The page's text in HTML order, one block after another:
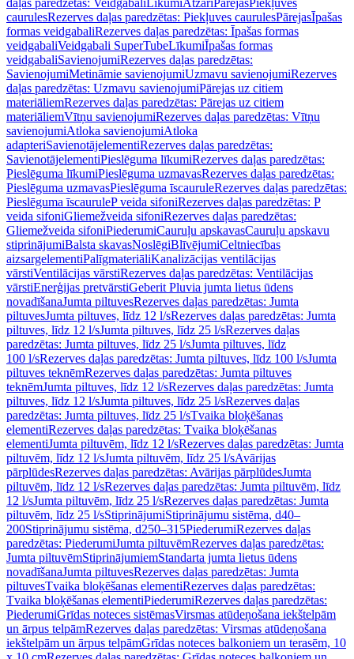
daļas paredzētas: Veidgabali LīkumiAtzari PārejasPiekļuves
caurulesRezerves daļas paredzētas: Piekļuves caurulesPārejasĪpašas
formas veidgabaliRezerves daļas paredzētas: Īpašas formas
veidgabaliVeidgabali SuperTubeLīkumiĪpašas formas
veidgabaliSavienojumiRezerves daļas paredzētas:
SavienojumiMetināmie savienojumiUzmavu savienojumiRezerves
daļas paredzētas: Uzmavu savienojumiPārejas uz citiem
materiāliemRezerves daļas paredzētas: Pārejas uz citiem
materiāliemVītņu savienojumiRezerves daļas paredzētas: Vītņu
savienojumiAtloka savienojumiAtloka
adapteriSavienotājelementiRezerves daļas paredzētas:
SavienotājelementiPieslēguma līkumiRezerves daļas paredzētas:
Pieslēguma līkumiPieslēguma uzmavasRezerves daļas paredzētas:
Pieslēguma uzmavasPieslēguma īscauruleRezerves daļas paredzētas:
Pieslēguma īscauruleP veida sifoniRezerves daļas paredzētas: P
veida sifoniGliemežveida sifoniRezerves daļas paredzētas:
Gliemežveida sifoniPiederumiCauruļu apskavasCauruļu apskavu
stiprinājumiBalsta skavasNoslēgiBlīvējumiCeltniecības
aizsargelementiPalīgmateriāliKanalizācijas ventilācijas
vārstiVentilācijas vārstiRezerves daļas paredzētas: Ventilācijas
vārstiEnerģijas pretvārstiGeberit Pluvia jumta lietus ūdens
novadīšanaJumta piltuvesRezerves daļas paredzētas: Jumta
piltuvesJumta piltuves, līdz 12 l/sRezerves daļas paredzētas: Jumta
piltuves, līdz 12 l/sJumta piltuves, līdz 25 l/sRezerves daļas
paredzētas: Jumta piltuves, līdz 25 l/sJumta piltuves, līdz
100 l/sRezerves daļas paredzētas: Jumta piltuves, līdz 100 l/sJumta
piltuves teknēmRezerves daļas paredzētas: Jumta piltuves
teknēmJumta piltuves, līdz 12 l/sRezerves daļas paredzētas: Jumta
piltuves, līdz 12 l/sJumta piltuves, līdz 25 l/sRezerves daļas
paredzētas: Jumta piltuves, līdz 25 l/sTvaika bloķēšanas
elementiRezerves daļas paredzētas: Tvaika bloķēšanas
elementiJumta piltuvēm, līdz 12 l/sRezerves daļas paredzētas: Jumta
piltuvēm, līdz 12 l/sJumta piltuvēm, līdz 25 l/sAvārijas
pārplūdesRezerves daļas paredzētas: Avārijas pārplūdesJumta
piltuvēm, līdz 12 l/sRezerves daļas paredzētas: Jumta piltuvēm, līdz
12 l/sJumta piltuvēm, līdz 25 l/sRezerves daļas paredzētas: Jumta
piltuvēm, līdz 25 l/sStiprinājumiStiprinājumu sistēma, d40–
200Stiprinājumu sistēma, d250–315PiederumiRezerves daļas
paredzētas: PiederumiJumta piltuvēmRezerves daļas paredzētas:
Jumta piltuvēmStiprinājumiemStandarta jumta lietus ūdens
novadīšanaJumta piltuvesRezerves daļas paredzētas: Jumta
piltuvesTvaika bloķēšanas elementiRezerves daļas paredzētas:
Tvaika bloķēšanas elementiPiederumiRezerves daļas paredzētas:
PiederumiGrīdas noteces sistēmasVirsmas atūdeņošana iekštelpām
un ārpus telpāmRezerves daļas paredzētas: Virsmas atūdeņošana
iekštelpām un ārpus telpāmGrīdas noteces balkoniem un terasēm, 10